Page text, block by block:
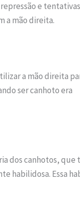
e
a mão direita.
a mão direita
ser canhoto era
dos canhotos, que
habilidosa. Essa